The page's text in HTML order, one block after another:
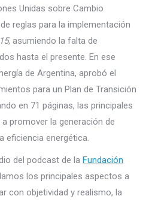
Unidas sobre Cambio
reglas para la implementación
, asumiendo la falta de
hasta el presente. En ese
de Argentina, aprobó el
para un Plan de Transición
en 71 páginas, las principales
promover la generación de
eficiencia energética.
del podcast de la Fundación
los principales aspectos a
con objetividad y realismo, la